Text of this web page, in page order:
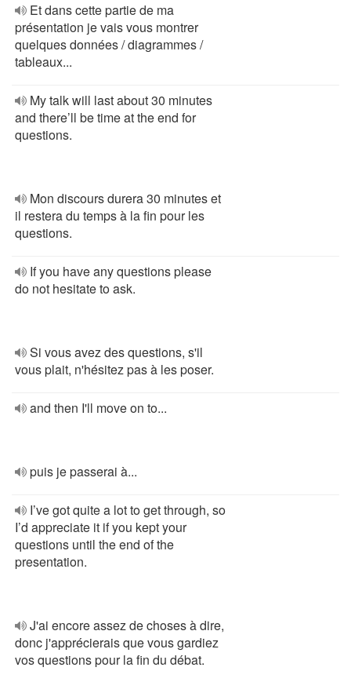
Et dans cette partie de ma
présentation je vais vous montrer
quelques données / diagrammes /
tableaux...
My talk will last about 30 minutes
and there’ll be time at the end for
questions.
Mon discours durera 30 minutes et
il restera du temps à la fin pour les
questions.
If you have any questions please
do not hesitate to ask.
Si vous avez des questions, s'il
vous plait, n'hésitez pas à les poser.
and then I'll move on to...
puis je passerai à...
I’ve got quite a lot to get through, so
I’d appreciate it if you kept your
questions until the end of the
presentation.
J'ai encore assez de choses à dire,
donc j'apprécierais que vous gardiez
vos questions pour la fin du débat.